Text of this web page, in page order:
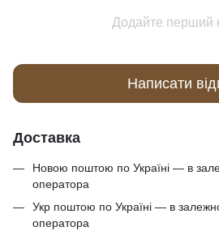
Додайте перший
Написати
Доставка
Новою поштою по Україні — в
оператора
Укр поштою по Україні — в
оператора